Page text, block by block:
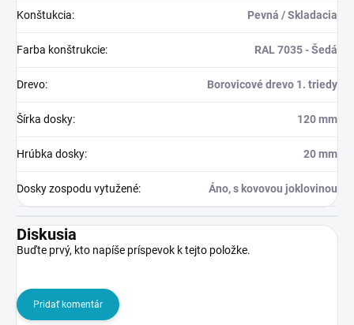
Konštukcia: Pevná / Skladacia
Farba konštrukcie: RAL 7035 - Šedá
Drevo: Borovicové drevo 1. triedy
Šírka dosky: 120 mm
Hrúbka dosky: 20 mm
Dosky zospodu vytužené: Áno, s kovovou joklovinou
Diskusia
Buďte prvý, kto napíše príspevok k tejto položke.
Pridať komentár